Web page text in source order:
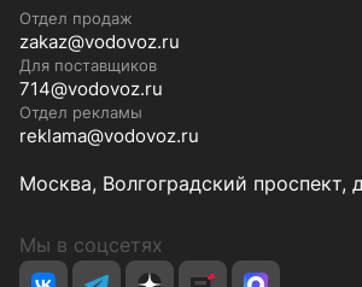
Отдел продаж
zakaz@vodovoz.ru
Для поставщиков
714@vodovoz.ru
Отдел рекламы
reklama@vodovoz.ru
Москва, Волгоградский проспект,
Мы в соцсетях